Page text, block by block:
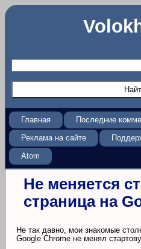
Главная Последние
Реклама на сайте
Atom
Не меняется
страница на
Не так давно, мои знакомые
Google Chrome не менял